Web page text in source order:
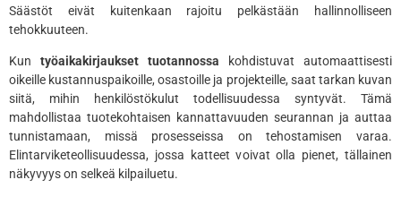
Säästöt eivät kuitenkaan rajoitu pelkästään hallinnolliseen
tehokkuuteen.
Kun työaikakirjaukset tuotannossa kohdistuvat automaattisesti
oikeille kustannuspaikoille, osastoille ja projekteille, saat tarkan kuvan
siitä, mihin henkilöstökulut todellisuudessa syntyvät. Tämä
mahdollistaa tuotekohtaisen kannattavuuden seurannan ja auttaa
tunnistamaan, missä prosesseissa on tehostamisen varaa.
Elintarviketeollisuudessa, jossa katteet voivat olla pienet, tällainen
näkyvyys on selkeä kilpailuetu.